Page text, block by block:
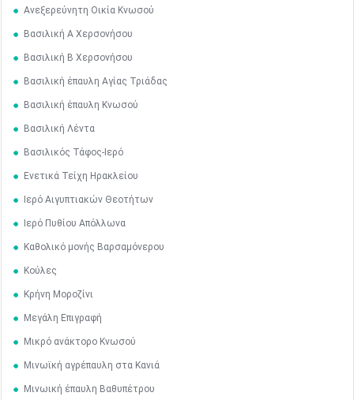
Ανεξερεύνητη Οικία Κνωσού
Βασιλική Α Χερσονήσου
Βασιλική Β Χερσονήσου
Βασιλική έπαυλη Αγίας Τριάδας
Βασιλική έπαυλη Κνωσού
Βασιλική Λέντα
Βασιλικός Τάφος-Ιερό
Ενετικά Τείχη Ηρακλείου
Ιερό Αιγυπτιακών Θεοτήτων
Ιερό Πυθίου Απόλλωνα
Καθολικό μονής Βαρσαμόνερου
Κούλες
Κρήνη Μοροζίνι
Μεγάλη Επιγραφή
Μικρό ανάκτορο Κνωσού
Μινωϊκή αγρέπαυλη στα Κανιά
Μινωική έπαυλη Βαθυπέτρου